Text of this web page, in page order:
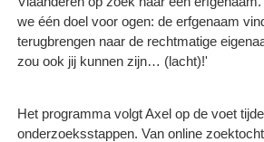
we één doel voor ogen: de erfgenaam
terugbrengen naar de rechtmatige
zou ook jij kunnen zijn… (lacht)!'
Het programma volgt Axel op de voet
onderzoeksstappen. Van online